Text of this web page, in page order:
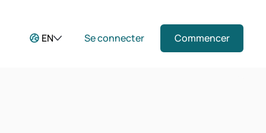
EN Se connecter Commencer